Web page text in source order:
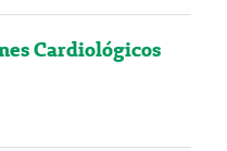
Cardiológicos